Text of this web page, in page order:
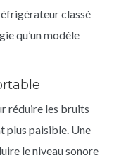
classé
qu’un modèle
réduire les bruits
plus paisible. Une
le niveau sonore